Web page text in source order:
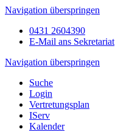
Navigation überspringen
0431 2604390
E-Mail ans Sekretariat
Navigation überspringen
Suche
Login
Vertretungsplan
IServ
Kalender